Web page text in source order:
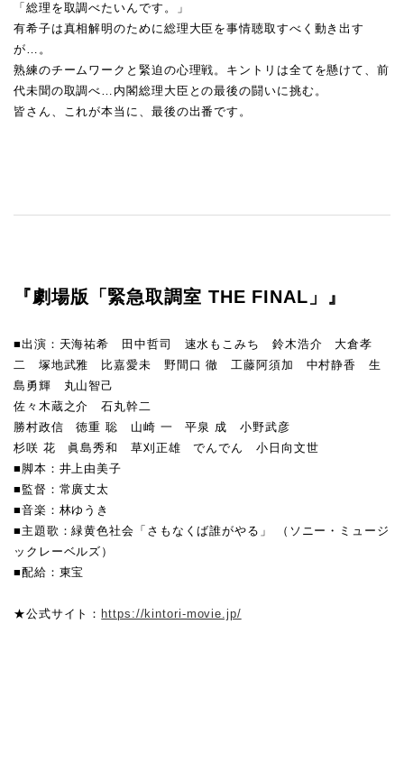
「総理を取調べたいんです。」
有希子は真相解明のために総理大臣を事情聴取すべく動き出す
が…。
熟練のチームワークと緊迫の心理戦。キントリは全てを懸けて、前
代未聞の取調べ…内閣総理大臣との最後の闘いに挑む。
皆さん、これが本当に、最後の出番です。
『劇場版「緊急取調室 THE FINAL」』
■出演：天海祐希 田中哲司 速水もこみち 鈴木浩介 大倉孝
二 塚地武雅 比嘉愛未 野間口 徹 工藤阿須加 中村静香 生
島勇輝 丸山智己
佐々木蔵之介 石丸幹二
勝村政信 徳重 聡 山崎 一 平泉 成 小野武彦
杉咲 花 眞島秀和 草刈正雄 でんでん 小日向文世
■脚本：井上由美子
■監督：常廣丈太
■音楽：林ゆうき
■主題歌：緑黄色社会「さもなくば誰がやる」 （ソニー・ミュージ
ックレーベルズ）
■配給：東宝
★公式サイト： https://kintori-movie.jp/